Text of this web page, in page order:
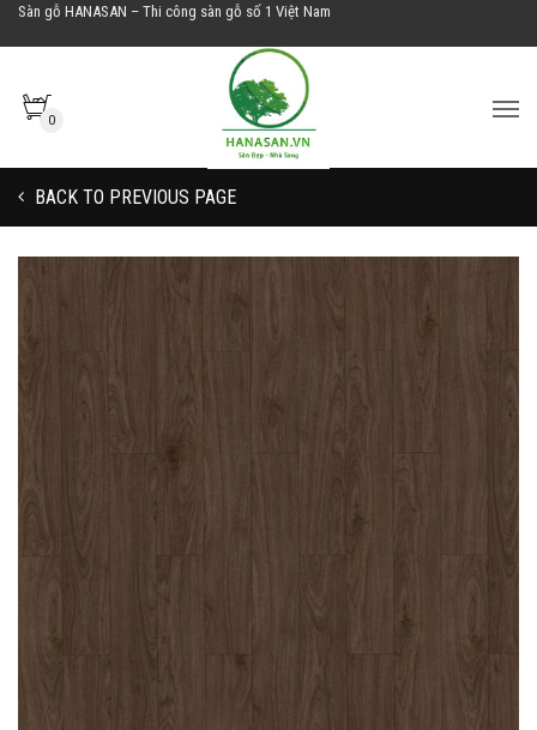
Sàn gỗ HANASAN – Thi công sàn gỗ số 1 Việt Nam
0
BACK TO PREVIOUS PAGE